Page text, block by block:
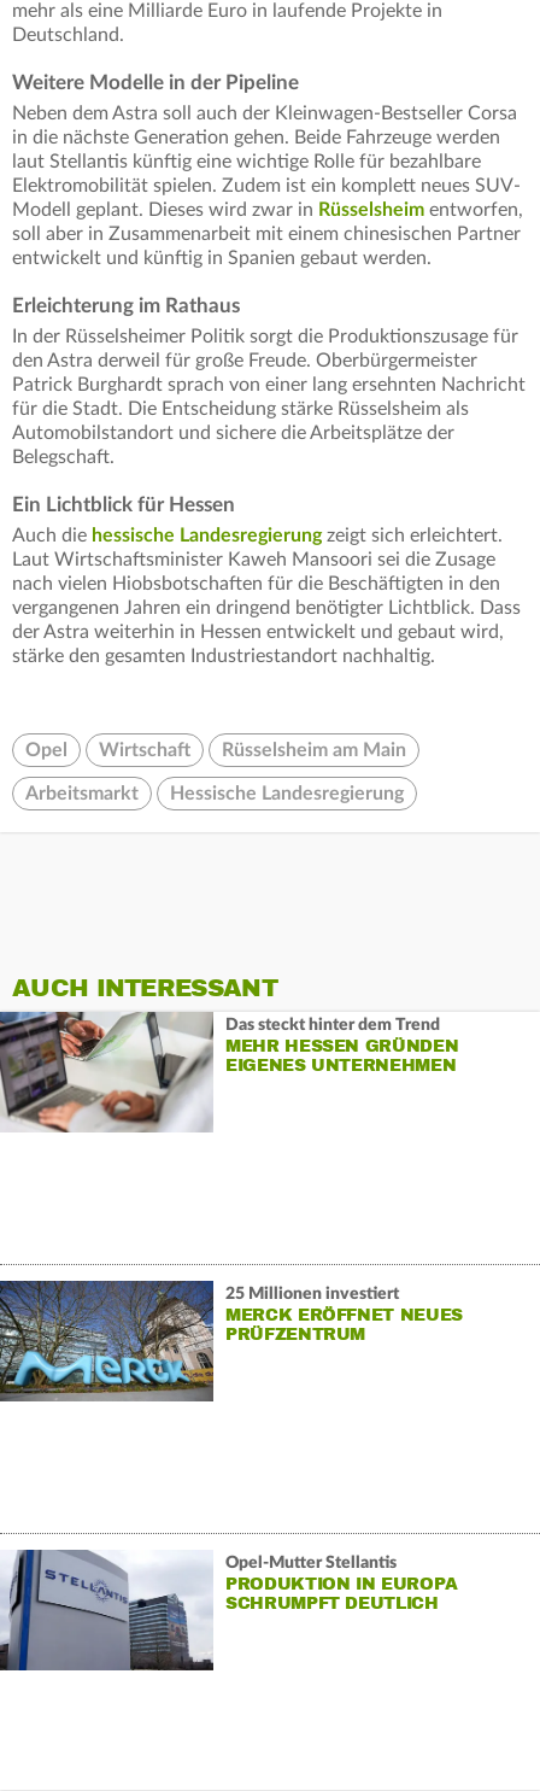
mehr als eine Milliarde Euro in laufende Projekte in
Deutschland.
Weitere Modelle in der Pipeline
Neben dem Astra soll auch der Kleinwagen-Bestseller Corsa
in die nächste Generation gehen. Beide Fahrzeuge werden
laut Stellantis künftig eine wichtige Rolle für bezahlbare
Elektromobilität spielen. Zudem ist ein komplett neues SUV-
Modell geplant. Dieses wird zwar in Rüsselsheim entworfen,
soll aber in Zusammenarbeit mit einem chinesischen Partner
entwickelt und künftig in Spanien gebaut werden.
Erleichterung im Rathaus
In der Rüsselsheimer Politik sorgt die Produktionszusage für
den Astra derweil für große Freude. Oberbürgermeister
Patrick Burghardt sprach von einer lang ersehnten Nachricht
für die Stadt. Die Entscheidung stärke Rüsselsheim als
Automobilstandort und sichere die Arbeitsplätze der
Belegschaft.
Ein Lichtblick für Hessen
Auch die hessische Landesregierungzeigt sich erleichtert.
Laut Wirtschaftsminister Kaweh Mansoori sei die Zusage
nach vielen Hiobsbotschaften für die Beschäftigten in den
vergangenen Jahren ein dringend benötigter Lichtblick. Dass
der Astra weiterhin in Hessen entwickelt und gebaut wird,
stärke den gesamten Industriestandort nachhaltig.
Opel Wirtschaft Rüsselsheim am Main
Arbeitsmarkt Hessische Landesregierung
AUCH INTERESSANT
Das steckt hinter dem Trend
MEHR HESSEN GRÜNDEN
EIGENES UNTERNEHMEN
25 Millionen investiert
MERCK ERÖFFNET NEUES
PRÜFZENTRUM
Opel-Mutter Stellantis
PRODUKTION IN EUROPA
SCHRUMPFT DEUTLICH